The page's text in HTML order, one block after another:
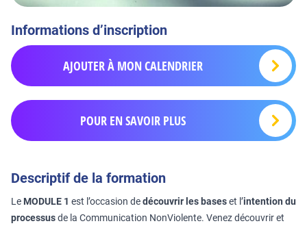
Informations d’inscription
AJOUTER À MON CALENDRIER
POUR EN SAVOIR PLUS
Descriptif de la formation
Le MODULE 1 est l’occasion dedécouvrir les baseset l’intention du
processusde la Communication NonViolente. Venez découvrir et